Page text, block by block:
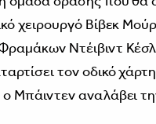
χειρουργό Βίβεκ
Ντέιβιντ
τον οδικό
Μπάιντεν αναλάβει